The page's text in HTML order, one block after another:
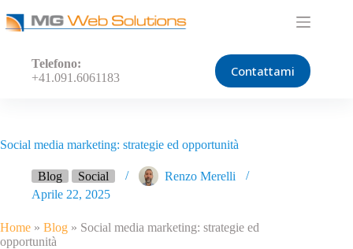
al
contenuto
Telefono:
+41.091.6061183
Contattami
Social media marketing: strategie ed opportunità
Blog Social
Renzo Merelli
Aprile 22, 2025
Home » Blog » Social media marketing: strategie ed
opportunità